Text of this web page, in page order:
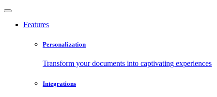
Features
Personalization
Transform your documents into captivating experiences
Integrations